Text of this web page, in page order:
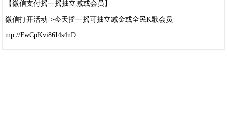
【微信支付摇一摇抽立减或会员】
微信打开活动->今天摇一摇可抽立减金或全民K歌会员
mp://FwCpKvi86I4s4nD